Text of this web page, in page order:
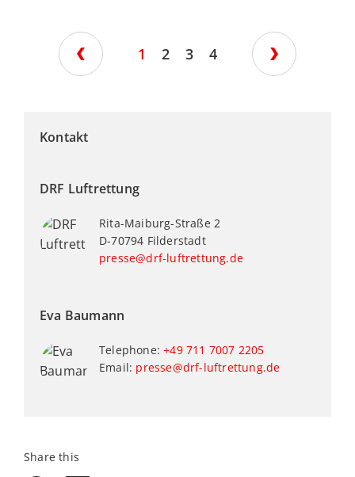
1 2 3 4
Kontakt
DRF Luftrettung
Rita-Maiburg-Straße 2
D-70794 Filderstadt
presse@drf-luftrettung.de
Eva Baumann
Telephone:+49 711 7007 2205
Email: presse@drf-luftrettung.de
Share this